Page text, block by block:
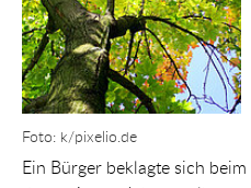
Foto: k/pixelio.de
Ein Bürger beklagte sich